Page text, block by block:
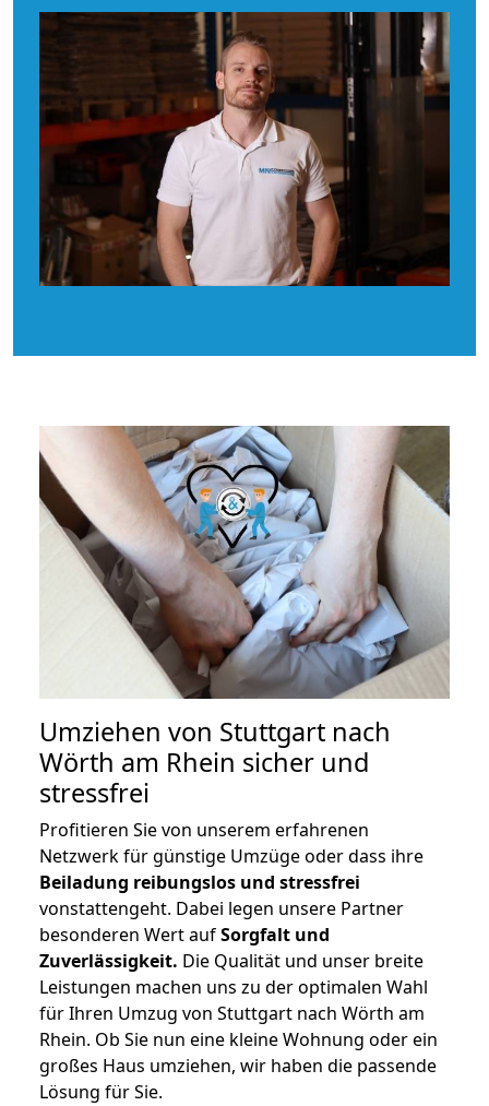
Umziehen von Stuttgart nach
Wörth am Rhein sicher und
stressfrei
Profitieren Sie von unserem erfahrenen
Netzwerk für günstige Umzüge oder dass ihre
Beiladung reibungslos und stressfrei
vonstattengeht. Dabei legen unsere Partner
besonderen Wert aufSorgfalt und
Zuverlässigkeit. Die Qualität und unser breite
Leistungen machen uns zu der optimalen Wahl
für Ihren Umzug von Stuttgart nach Wörth am
Rhein. Ob Sie nun eine kleine Wohnung oder ein
großes Haus umziehen, wir haben die passende
Lösung für Sie.